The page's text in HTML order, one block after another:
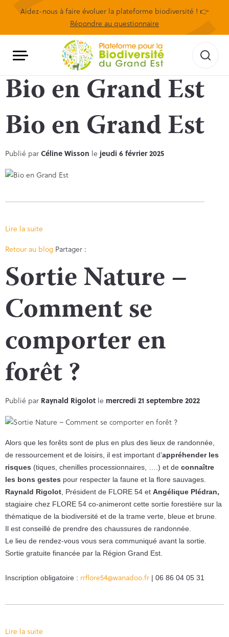
Aidez-nous à faire évoluer la plateforme biodiversité ! 👉
Répondre au questionnaire
Bio en Grand Est
Bio en Grand Est
Publié parCéline Wisson le jeudi 6 février 2025
Lire la suite
Retour au blog Partager :
Sortie Nature –
Comment se
comporter en
forêt ?
Publié par Raynald Rigolot le mercredi 21 septembre 2022
Alors que les forêts sont de plus en plus des lieux de randonnée,
de ressourcement et de loisirs, il est important d’appréhender les
risques (tiques, chenilles processionnaires, ….) et de connaître
les bons gestes pour respecter la faune et la flore sauvages.
Raynald Rigolot , Président de FLORE 54 et Angélique Plédran,
stagiaire chez FLORE 54 co-animeront cette sortie forestière sur la
thématique de la biodiversité et de la trame verte, bleue et brune.
Il est conseillé de prendre des chaussures de randonnée.
Le lieu de rendez-vous vous sera communiqué avant la sortie.
Sortie gratuite financée par la Région Grand Est.
Inscription obligatoire : rrflore54@wanadoo.fr | 06 86 04 05 31
Lire la suite